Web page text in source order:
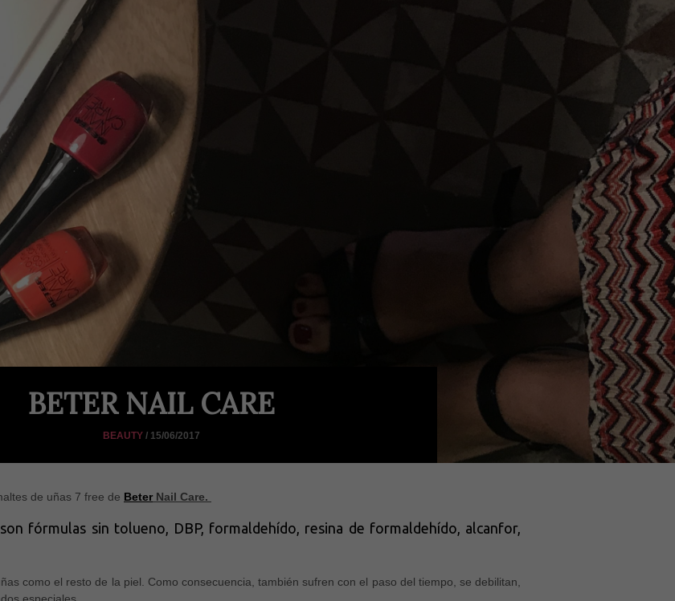
BETER NAIL CARE
BEAUTY/ 15/06/2017
de uñas 7 free de Beter Nail Care.
fórmulas sin tolueno, DBP, formaldehído, resina de formaldehído, alcanfor,
como el resto de la piel. Como consecuencia, también sufren con el paso del tiempo, se debilitan,
especiales.